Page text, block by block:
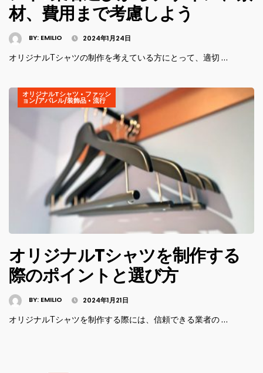
材、費用まで考慮しよう
BY: EMILIO 2024年1月24日
オリジナルTシャツの制作を考えている方にとって、適切 …
オリジナルTシャツ • ファッシ
ョン/アパレル/装飾品 • 流行
オリジナルTシャツを制作する
際のポイントと選び方
BY: EMILIO 2024年1月21日
オリジナルTシャツを制作する際には、信頼できる業者の …